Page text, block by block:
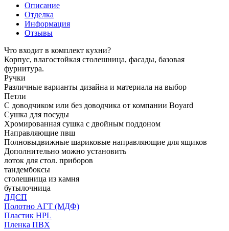
Описание
Отделка
Информация
Отзывы
Что входит в комплект кухни?
Корпус, влагостойкая столешница, фасады, базовая
фурнитура.
Ручки
Различные варианты дизайна и материала на выбор
Петли
С доводчиком или без доводчика от компании Boyard
Сушка для посуды
Хромированная сушка с двойным поддоном
Направляющие пвш
Полновыдвижные шариковые направляющие для ящиков
Дополнительно можно установить
лоток для стол. приборов
тандембоксы
столешница из камня
бутылочница
ЛДСП
Полотно АГТ (МДФ)
Пластик HPL
Пленка ПВХ